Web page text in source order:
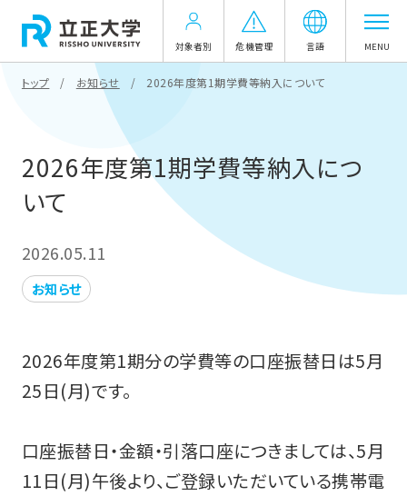
対象者別 危機管理 言語 MENU
トップ お知らせ 2026年度第1期学費等納入について
2026年度第1期学費等納入につ
いて
2026.05.11
お知らせ
2026年度第1期分の学費等の口座振替日は5月
25日(月)です。
口座振替日・金額・引落口座につきましては、5月
11日(月)午後より、ご登録いただいている携帯電